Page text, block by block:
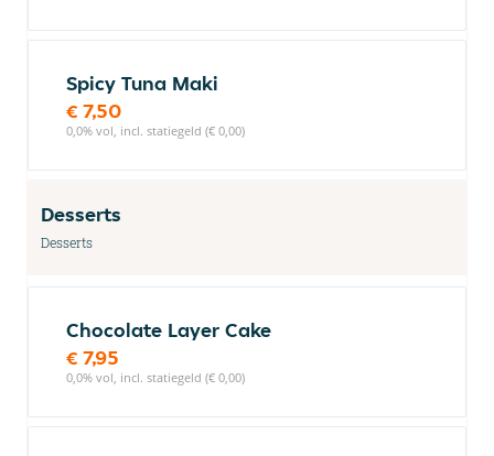
Spicy Tuna Maki
€ 7,50
0,0% vol, incl. statiegeld (€ 0,00)
Desserts
Desserts
Chocolate Layer Cake
€ 7,95
0,0% vol, incl. statiegeld (€ 0,00)